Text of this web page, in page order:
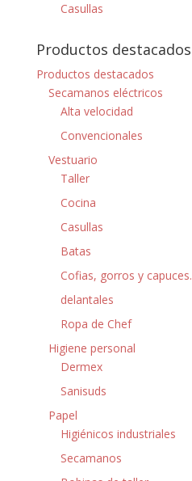
Casullas
Productos destacados
Productos destacados
Secamanos eléctricos
Alta velocidad
Convencionales
Vestuario
Taller
Cocina
Casullas
Batas
Cofias, gorros y capuces.
delantales
Ropa de Chef
Higiene personal
Dermex
Sanisuds
Papel
Higiénicos industriales
Secamanos